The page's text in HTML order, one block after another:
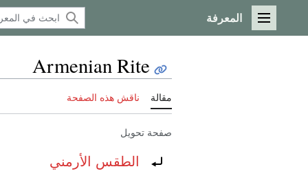
القائمة الرئيسية
المعرفة
Armenian Rite
مقالة ناقش هذه الصفحة
صفحة تحويل
تحويل إلى:الطقس الأرمني